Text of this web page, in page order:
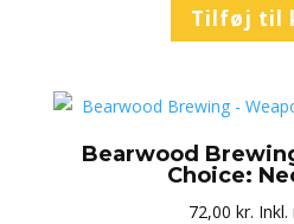
Tilføj til
Bearwood
Choice:
72,00 kr.